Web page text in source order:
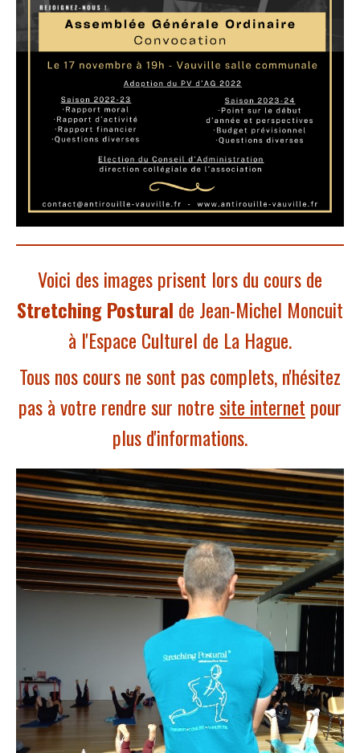
Voici des images prisent lors du cours de
Stretching Postural de Jean-Michel Moncuit
à l'Espace Culturel de La Hague.
Tous nos cours ne sont pas complets, n'hésitez
pas à votre rendre sur notresite internet pour
plus d'informations.